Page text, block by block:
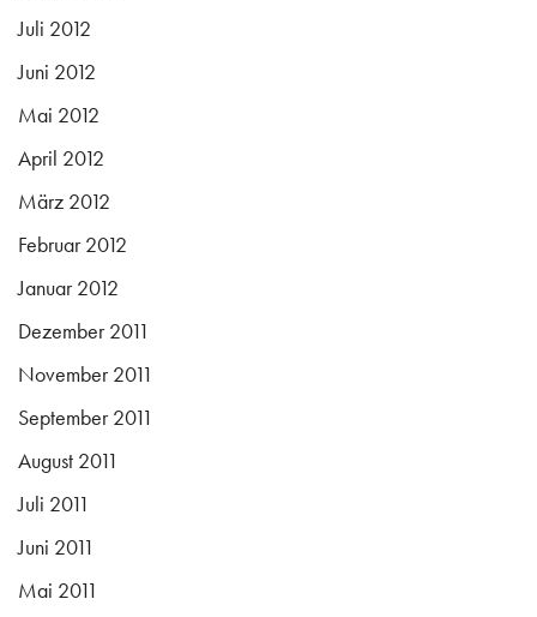
Juli 2012
Juni 2012
Mai 2012
April 2012
März 2012
Februar 2012
Januar 2012
Dezember 2011
November 2011
September 2011
August 2011
Juli 2011
Juni 2011
Mai 2011